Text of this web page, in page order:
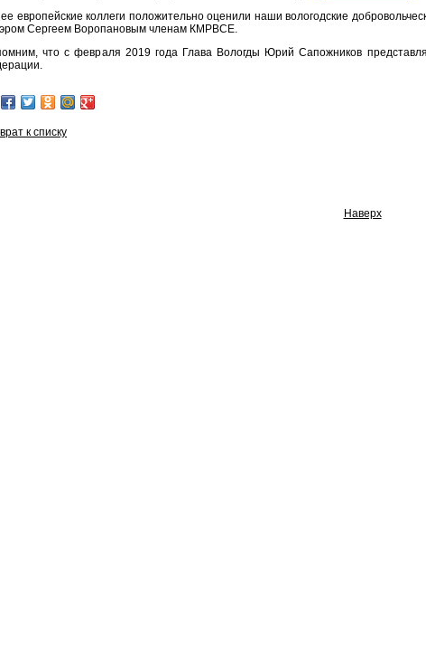
европейские коллеги положительно оценили наши вологодские
Сергеем Воропановым членам КМРВСЕ.
что с февраля 2019 года Глава Вологды Юрий Сапожников
к списку
Наверх